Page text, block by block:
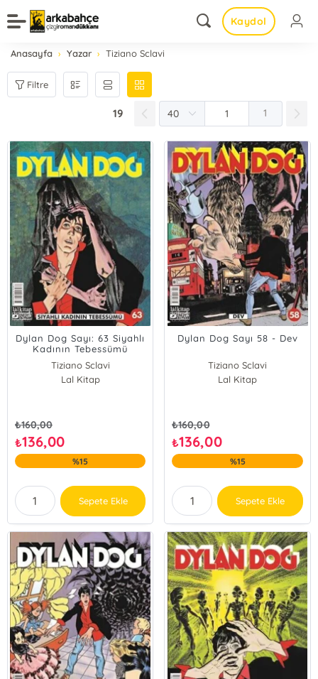
Kaydol
Anasayfa Yazar Tiziano Sclavi
Filtre
19 1
Dylan Dog Sayı: 63 Siyahlı
Kadının Tebessümü
Tiziano Sclavi
Lal Kitap
₺160,00
₺136,00
%15
Sepete Ekle
Dylan Dog Sayı 58 - Dev
Tiziano Sclavi
Lal Kitap
₺160,00
₺136,00
%15
Sepete Ekle